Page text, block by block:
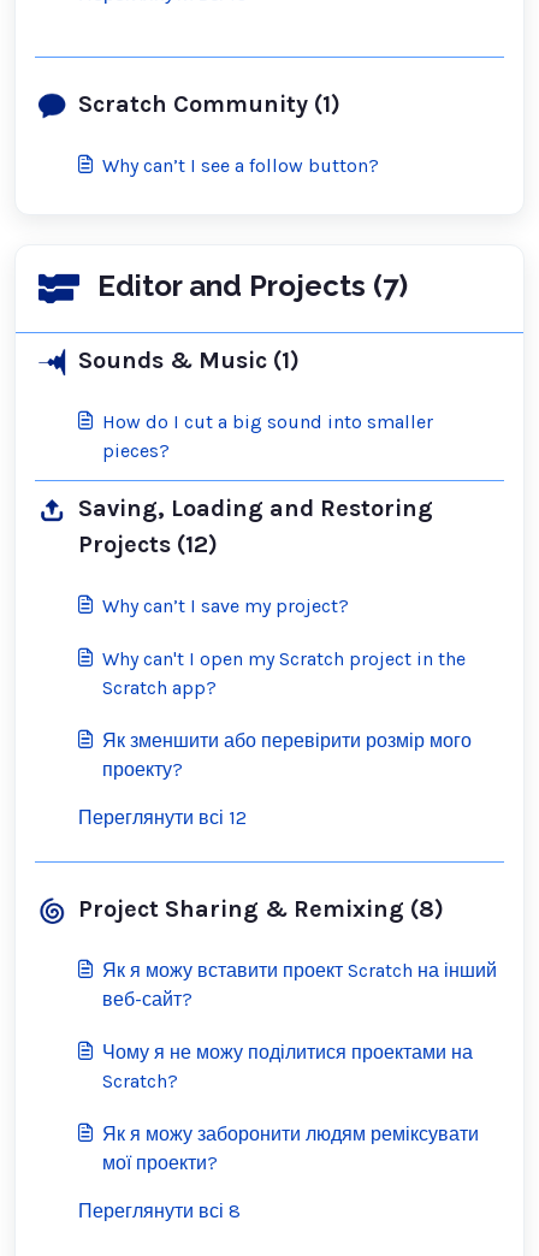
Scratch Community (1)
Why can’t I see a follow button?
Editor and Projects (7)
Sounds & Music (1)
How do I cut a big sound into smaller
pieces?
Saving, Loading and Restoring
Projects (12)
Why can’t I save my project?
Why can't I open my Scratch project in the
Scratch app?
Як зменшити або перевірити розмір мого
проекту?
Переглянути всі 12
Project Sharing & Remixing (8)
Як я можу вставити проект Scratch на інший
веб-сайт?
Чому я не можу поділитися проектами на
Scratch?
Як я можу заборонити людям реміксувати
мої проекти?
Переглянути всі 8